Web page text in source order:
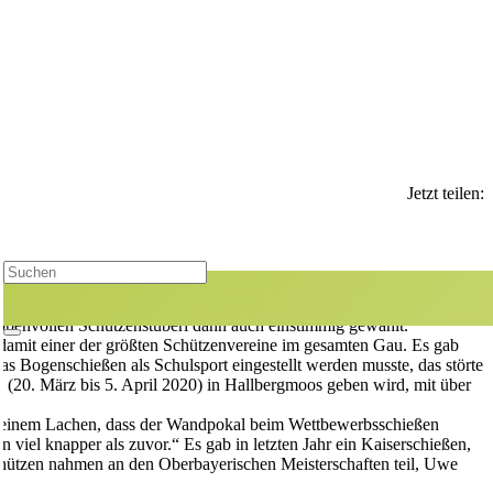
Jetzt teilen:
Schützenstüberl dann auch einstimmig gewählt.
einer der größten Schützenvereine im gesamten Gau. Es gab
Bogenschießen als Schulsport eingestellt werden musste, das störte
(20. März bis 5. April 2020) in Hallbergmoos geben wird, mit über
Lachen, dass der Wandpokal beim Wettbewerbsschießen
knapper als zuvor.“ Es gab in letzten Jahr ein Kaiserschießen,
nahmen an den Oberbayerischen Meisterschaften teil, Uwe